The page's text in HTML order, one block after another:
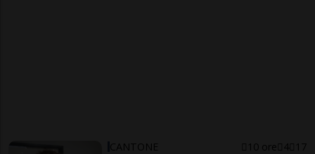
CANTONE 10 ore 4 17